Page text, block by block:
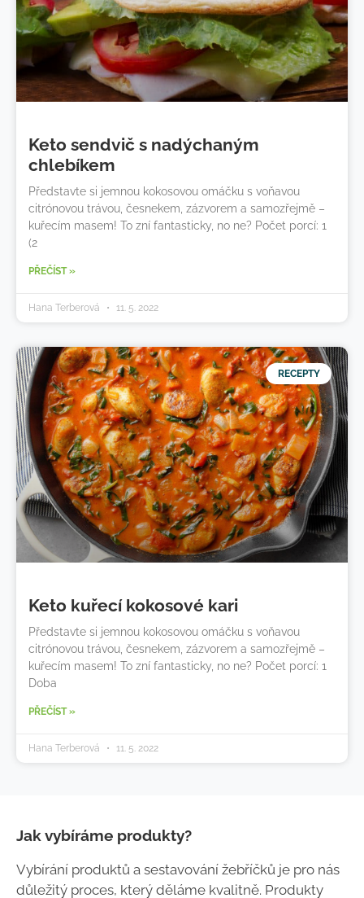
Keto sendvič s nadýchaným
chlebíkem
Představte si jemnou kokosovou omáčku s voňavou
citrónovou trávou, česnekem, zázvorem a samozřejmě –
kuřecím masem! To zní fantasticky, no ne? Počet porcí: 1​​
(2
PŘEČÍST »
Hana Terberová 11. 5. 2022
RECEPTY
Keto kuřecí kokosové kari
Představte si jemnou kokosovou omáčku s voňavou
citrónovou trávou, česnekem, zázvorem a samozřejmě –
kuřecím masem! To zní fantasticky, no ne? Počet porcí: 1​​
Doba
PŘEČÍST »
Hana Terberová 11. 5. 2022
Jak vybíráme produkty?
Vybírání produktů a sestavování žebříčků je pro nás
důležitý proces, který děláme kvalitně. Produkty